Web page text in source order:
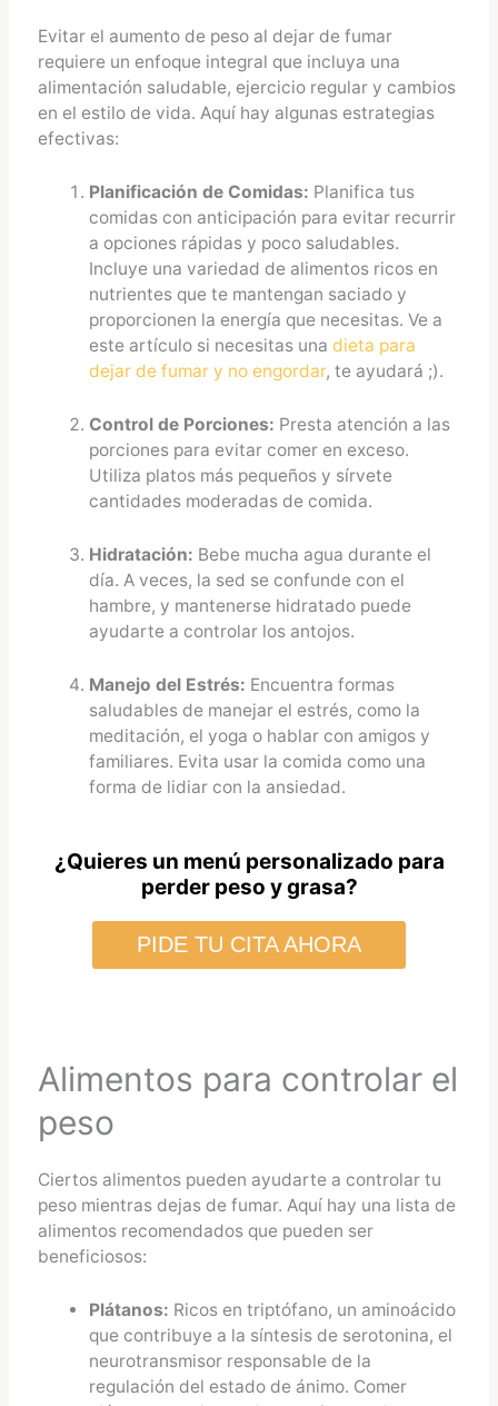
Evitar el aumento de peso al dejar de fumar
requiere un enfoque integral que incluya una
alimentación saludable, ejercicio regular y cambios
en el estilo de vida. Aquí hay algunas estrategias
efectivas:
Planificación de Comidas: Planifica tus
comidas con anticipación para evitar recurrir
a opciones rápidas y poco saludables.
Incluye una variedad de alimentos ricos en
nutrientes que te mantengan saciado y
proporcionen la energía que necesitas. Ve a
este artículo si necesitas unadieta para
dejar de fumar y no engordar, te ayudará ;).
Control de Porciones: Presta atención a las
porciones para evitar comer en exceso.
Utiliza platos más pequeños y sírvete
cantidades moderadas de comida.
Hidratación: Bebe mucha agua durante el
día. A veces, la sed se confunde con el
hambre, y mantenerse hidratado puede
ayudarte a controlar los antojos.
Manejo del Estrés: Encuentra formas
saludables de manejar el estrés, como la
meditación, el yoga o hablar con amigos y
familiares. Evita usar la comida como una
forma de lidiar con la ansiedad.
¿Quieres un menú personalizado para
perder peso y grasa?
PIDE TU CITA AHORA
Alimentos para controlar el
peso
Ciertos alimentos pueden ayudarte a controlar tu
peso mientras dejas de fumar. Aquí hay una lista de
alimentos recomendados que pueden ser
beneficiosos:
Plátanos: Ricos en triptófano, un aminoácido
que contribuye a la síntesis de serotonina, el
neurotransmisor responsable de la
regulación del estado de ánimo. Comer